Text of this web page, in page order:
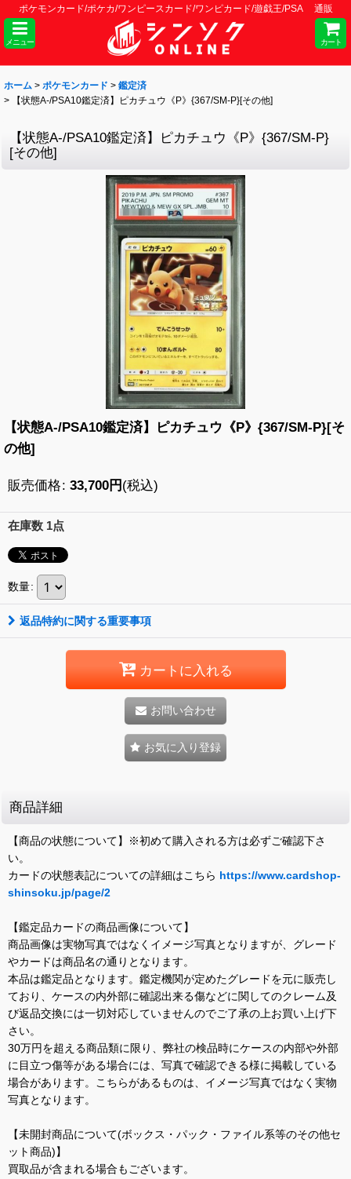
ポケモンカード/ポケカ/ワンピースカード/ワンピカード/遊戯王/PSA 通販
メニュー カート
ホーム > ポケモンカード > 鑑定済
>
【状態A-/PSA10鑑定済】ピカチュウ《P》{367/SM-P}[その他]
【状態A-/PSA10鑑定済】ピカチュウ《P》{367/SM-P}
[その他]
【状態A-/PSA10鑑定済】ピカチュウ《P》{367/SM-P}[そ
の他]
販売価格: 33,700円 (税込)
在庫数 1点
数量:
返品特約に関する重要事項
カートに入れる
お問い合わせ
お気に入り登録
商品詳細
【商品の状態について】※初めて購入される方は必ずご確認下さ
い。
カードの状態表記についての詳細はこちら https://www.cardshop-
shinsoku.jp/page/2
【鑑定品カードの商品画像について】
商品画像は実物写真ではなくイメージ写真となりますが、グレード
やカードは商品名の通りとなります。
本品は鑑定品となります。鑑定機関が定めたグレードを元に販売し
ており、ケースの内外部に確認出来る傷などに関してのクレーム及
び返品交換には一切対応していませんのでご了承の上お買い上げ下
さい。
30万円を超える商品類に限り、弊社の検品時にケースの内部や外部
に目立つ傷等がある場合には、写真で確認できる様に掲載している
場合があります。こちらがあるものは、イメージ写真ではなく実物
写真となります。
【未開封商品について(ボックス・パック・ファイル系等のその他セ
ット商品)】
買取品が含まれる場合もございます。